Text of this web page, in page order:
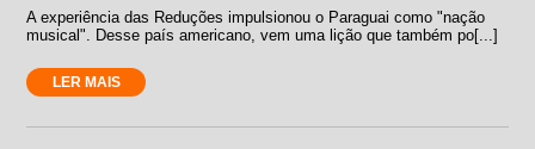
A experiência das Reduções impulsionou o Paraguai como "nação
musical". Desse país americano, vem uma lição que também po[...]
LER MAIS